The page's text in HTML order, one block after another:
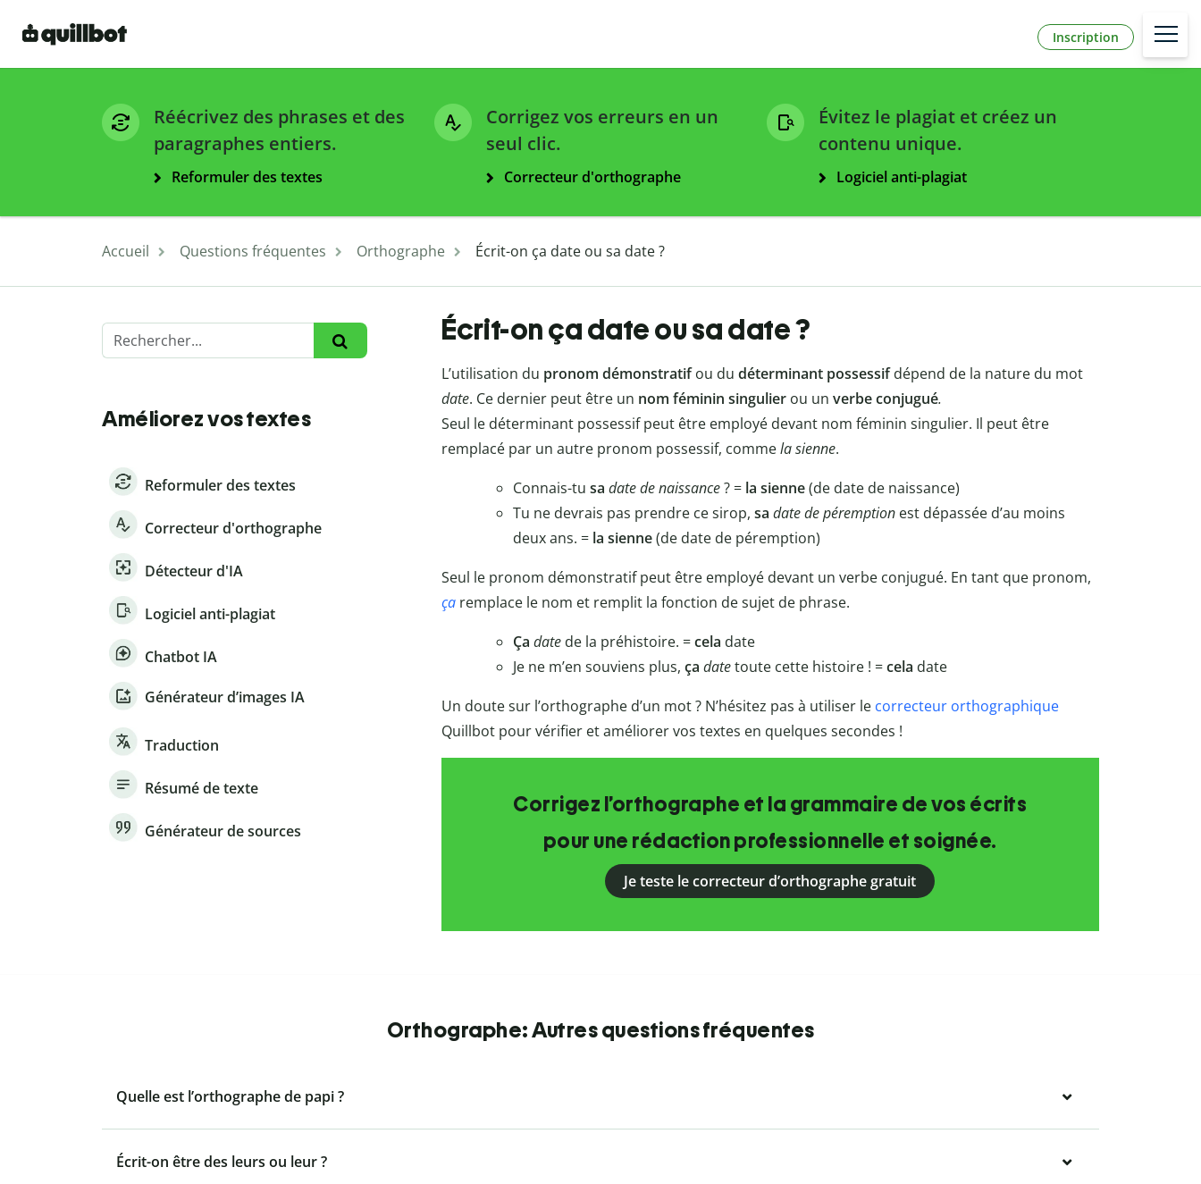
Inscription
Réécrivez des phrases et des
paragraphes entiers.
Reformuler des textes
Corrigez vos erreurs en un
seul clic.
Correcteur d'orthographe
Évitez le plagiat et créez un
contenu unique.
Logiciel anti-plagiat
Accueil Questions fréquentes Orthographe Écrit-on ça date ou sa date ?
Améliorez vos textes
Reformuler des textes
Correcteur d'orthographe
Détecteur d'IA
Logiciel anti-plagiat
Chatbot IA
Générateur d’images IA
Traduction
Résumé de texte
Générateur de sources
Écrit-on ça date ou sa date ?
L’utilisation du pronom démonstratifou du déterminant possessifdépend de la nature du mot
date. Ce dernier peut être un nom féminin singulierou un verbe conjugué.
Seul le déterminant possessif peut être employé devant nom féminin singulier. Il peut être
remplacé par un autre pronom possessif, commela sienne.
Connais-tu sa date de naissance? = la sienne(de date de naissance)
Tu ne devrais pas prendre ce sirop, sa date de péremptionest dépassée d’au moins
deux ans. = la sienne(de date de péremption)
Seul le pronom démonstratif peut être employé devant un verbe conjugué. En tant que pronom,
çaremplace le nom et remplit la fonction de sujet de phrase.
Ça datede la préhistoire. =cela date
Je ne m’en souviens plus, ça datetoute cette histoire ! =cela date
Un doute sur l’orthographe d’un mot ? N’hésitez pas à utiliser le correcteur orthographique
Quillbot pour vérifier et améliorer vos textes en quelques secondes !
Corrigez l’orthographe et la grammaire de vos écrits
pour une rédaction professionnelle et soignée.
Je teste le correcteur d’orthographe gratuit
Orthographe: Autres questions fréquentes
Quelle est l’orthographe de papi ?
Écrit-on être des leurs ou leur ?